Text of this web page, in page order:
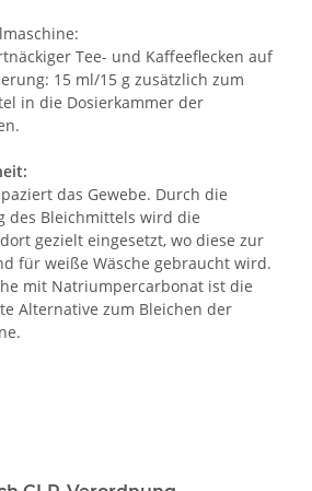
Tee- und Kaffeeflecken auf
15 ml/15 g zusätzlich zum
in die Dosierkammer der
das Gewebe. Durch die
des Bleichmittels wird die
gezielt eingesetzt, wo diese zur
für weiße Wäsche gebraucht wird.
mit Natriumpercarbonat ist die
Alternative zum Bleichen der